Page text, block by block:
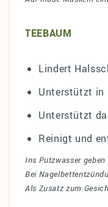
TEEBAUM
Lindert
Unterstützt in
Unterstützt
Reinigt und
Ins Putzwasser geben
Bei
Als Zusatz zum